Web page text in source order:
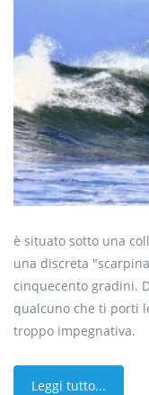
è situato sotto una
una discreta
cinquecento gradini.
qualcuno che ti porti
troppo impegnativa.
Leggi tutto...